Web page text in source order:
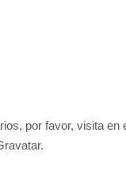
por favor, visita en
.